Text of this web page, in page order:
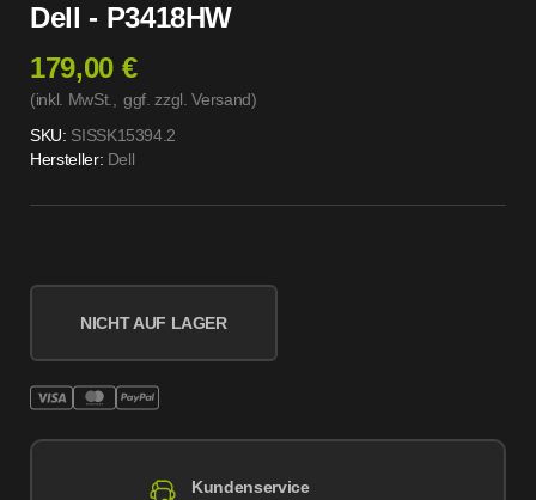
Dell - P3418HW
179,00 €
(inkl. MwSt., ggf. zzgl. Versand)
SKU: SISSK15394.2
Hersteller: Dell
NICHT AUF LAGER
Kundenservice